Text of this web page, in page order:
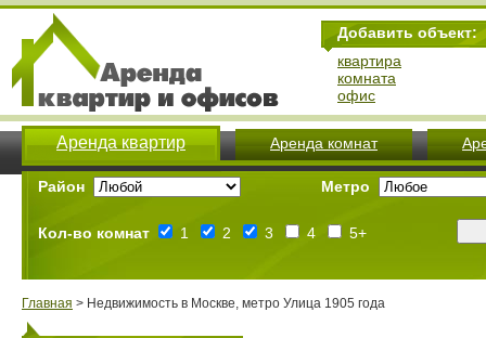
Добавить объект:
квартира
комната
офис
Аренда квартир Аренда комнат
Район Метро
Кол-во комнат 1 2 3 4 5+
Главная > Недвижимость в Москве, метро Улица 1905 года